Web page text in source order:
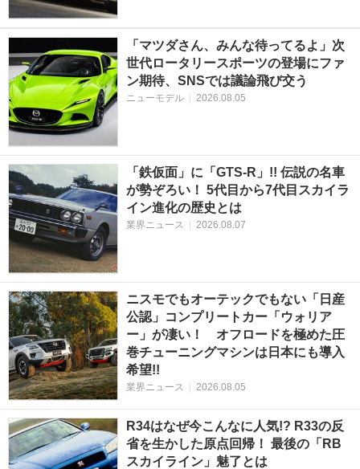
「マツダさん、みんな待ってるよ」次
世代ロータリースポーツの登場にファ
ン期待、SNSでは議論飛び交う
ニューモデル | 2026.08.05
「鉄仮面」に「GTS-R」!! 伝説の名車
が勢ぞろい！ 5代目から7代目スカイラ
イン進化の歴史とは
業界ニュース | 2026.08.07
ニスモでもオーテックでもない「日産
公認」コンプリートカー「ウォリア
ー」が凄い！ オフロードを極めた圧
巻チューニングマシンは日本にも導入
希望!!
業界ニュース | 2026.08.05
R34はなぜ今こんなに人気!? R33の反
省を生かした原点回帰！ 最後の「RB
スカイライン」魅了とは